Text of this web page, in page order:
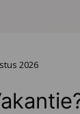
2026